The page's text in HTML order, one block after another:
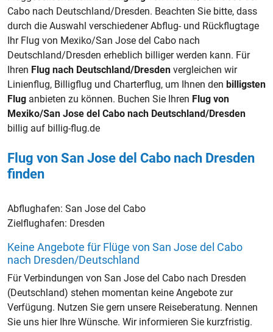
Cabo nach Deutschland/Dresden. Beachten Sie bitte, dass
durch die Auswahl verschiedener Abflug- und Rückflugtage
Ihr Flug von Mexiko/San Jose del Cabo nach
Deutschland/Dresden erheblich billiger werden kann. Für
Ihren Flug nach Deutschland/Dresden vergleichen wir
Linienflug, Billigflug und Charterflug, um Ihnen den billigsten
Flug anbieten zu können. Buchen Sie Ihren Flug von
Mexiko/San Jose del Cabo nach Deutschland/Dresden
billig auf billig-flug.de
Flug von San Jose del Cabo nach Dresden
finden
Abflughafen: San Jose del Cabo
Zielflughafen: Dresden
Keine Angebote für Flüge von San Jose del Cabo
nach Dresden/Deutschland
Für Verbindungen von San Jose del Cabo nach Dresden
(Deutschland) stehen momentan keine Angebote zur
Verfügung. Nutzen Sie gern unsere Reiseberatung. Nennen
Sie uns hier Ihre Wünsche. Wir informieren Sie kurzfristig.